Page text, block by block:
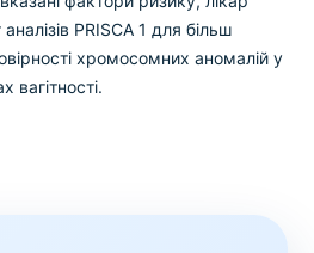
PRISCA 1 для більш
хромосомних аномалій у
вагітності.